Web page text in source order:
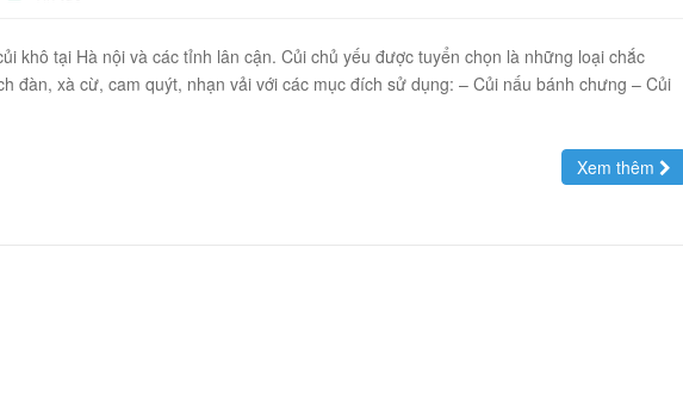
khô tại Hà nội và các tỉnh lân cận. Củi chủ yếu được tuyển chọn là những loại chắc
đàn, xà cừ, cam quýt, nhạn vải với các mục đích sử dụng: – Củi nấu bánh chưng – Củi
Xem thêm